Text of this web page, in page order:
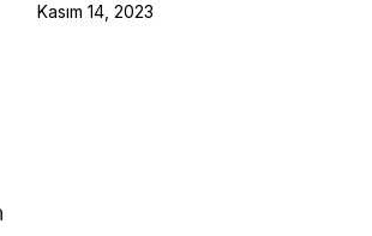
Kasım 14, 2023